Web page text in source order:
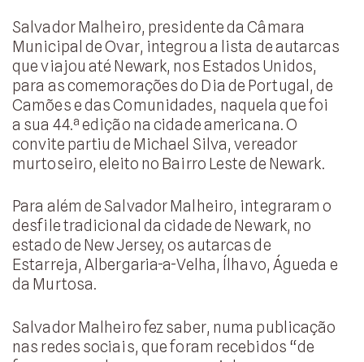
Salvador Malheiro, presidente da Câmara
Municipal de Ovar, integrou a lista de autarcas
que viajou até Newark, nos Estados Unidos,
para as comemorações do Dia de Portugal, de
Camões e das Comunidades, naquela que foi
a sua 44.ª edição na cidade americana. O
convite partiu de Michael Silva, vereador
murtoseiro, eleito no Bairro Leste de Newark.
Para além de Salvador Malheiro, integraram o
desfile tradicional da cidade de Newark, no
estado de New Jersey, os autarcas de
Estarreja, Albergaria-a-Velha, Ílhavo, Águeda e
da Murtosa.
Salvador Malheiro fez saber, numa publicação
nas redes sociais, que foram recebidos “de